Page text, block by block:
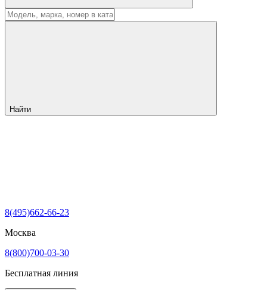
Найти
8(495)662-66-23
Москва
8(800)700-03-30
Бесплатная линия